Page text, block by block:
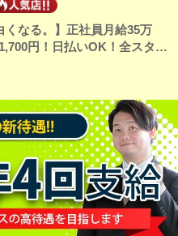
くなる。】正社員月給35万
円！日払いOK！全スタッ
寮完備！交通費支給！社会保
！業界大手のMYFブランド
目指せ年収2,000万円！本気
してます。将来的には独立支
（未経験でも大歓迎！運動